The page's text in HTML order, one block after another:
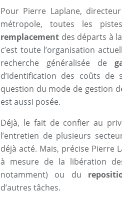
Pour Pierre Laplane,
métropole, toutes les
remplacement des départs à
c’est toute l’organisation
recherche généralisée de
d’identification des coûts
question du mode de gestion
est aussi posée.
Déjà, le fait de confier au
l’entretien de plusieurs
déjà acté. Mais, précise Pierre
à mesure de la libération
notamment) ou du
d’autres tâches.